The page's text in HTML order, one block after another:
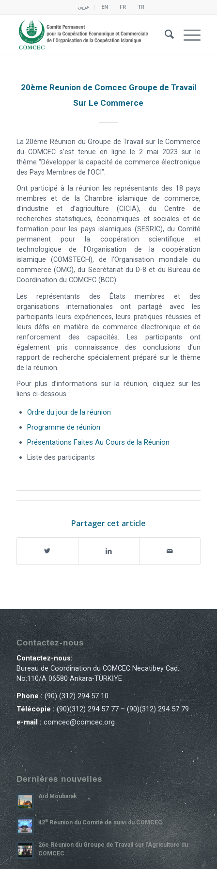
عربي EN FR TR
20ème Reunion de Comcec Groupe de Travail
Sur Le Commerce
La 20ème Réunion du Groupe de Travail sur le Commerce
du COMCEC s’est tenue en ligne le 2 mai 2023 sur le
thème “Développer la capacité de commerce électronique
des Pays Membres de l’OCI”.
Ont participé à la réunion les représentants des 18 pays
membres et de la Chambre islamique de commerce,
d’industrie et d’agriculture (CICIA), du Centre de
recherches statistiques, économiques et sociales et de
formation pour les pays islamiques (SESRIC), du Comité
permanent pour la coopération scientifique et
technologique de l’Organisation de la coopération
islamique (COMSTECH), de l’Organisation mondiale du
commerce (OMC), du Secrétariat du D-8 et du Bureau de
Coordination du COMCEC (BCC).
Les représentants des États membres et des
organisations internationales ont partagé avec les
participants leurs expériences, leurs pratiques réussies et
leurs défis en matière de commerce électronique et de
renforcement des capacités. Les participants ont
également pris connaissance des conclusions d’un
rapport de recherche spécialement préparé sur le thème
de la réunion.
Pour plus d’informations sur la réunion, cliquez sur les
liens ci-dessous :
Ordre du jour de la réunion
Programme de réunion
Présentations Faites Au Cours de la Réunion
Liste des participants
Partager cet article
Contactez-nous
Contactez-nous:
Bureau de Coordination du COMCEC Necatibey Cad.
No:110/A 06580 Ankara-TÜRKİYE
Phone :(90) (312) 294 57 10
Télécopie :(90)(312) 294 57 77 – (90)(312) 294 57 79
e-mail : comcec@comcec.org
Dernières nouvelles
Aïd Moubarak
42ERéunion du Comité de suivi du COMCEC
26e Réunion du Groupe de Travail sur l’Agriculture du
COMCEC